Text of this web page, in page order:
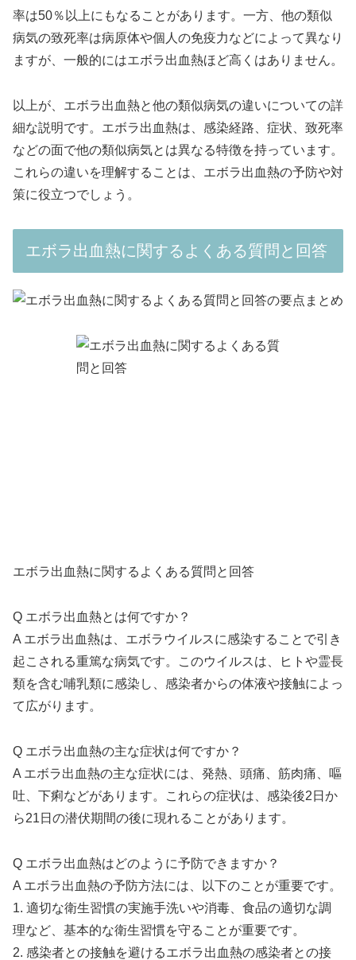
率は50％以上にもなることがあります。一方、他の類似
病気の致死率は病原体や個人の免疫力などによって異なり
ますが、一般的にはエボラ出血熱ほど高くはありません。
以上が、エボラ出血熱と他の類似病気の違いについての詳
細な説明です。エボラ出血熱は、感染経路、症状、致死率
などの面で他の類似病気とは異なる特徴を持っています。
これらの違いを理解することは、エボラ出血熱の予防や対
策に役立つでしょう。
エボラ出血熱に関するよくある質問と回答
エボラ出血熱に関するよくある質問と回答
Q エボラ出血熱とは何ですか？
A エボラ出血熱は、エボラウイルスに感染することで引き
起こされる重篤な病気です。このウイルスは、ヒトや霊長
類を含む哺乳類に感染し、感染者からの体液や接触によっ
て広がります。
Q エボラ出血熱の主な症状は何ですか？
A エボラ出血熱の主な症状には、発熱、頭痛、筋肉痛、嘔
吐、下痢などがあります。これらの症状は、感染後2日か
ら21日の潜伏期間の後に現れることがあります。
Q エボラ出血熱はどのように予防できますか？
A エボラ出血熱の予防方法には、以下のことが重要です。
1. 適切な衛生習慣の実施手洗いや消毒、食品の適切な調
理など、基本的な衛生習慣を守ることが重要です。
2. 感染者との接触を避けるエボラ出血熱の感染者との接